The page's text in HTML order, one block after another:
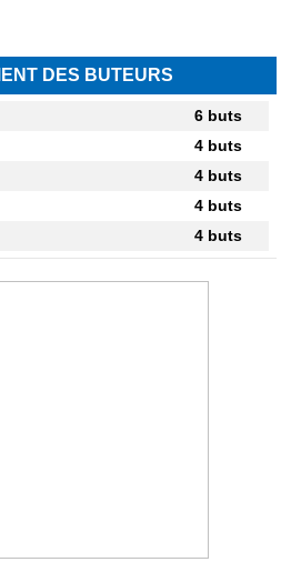
DES BUTEURS
6 buts
4 buts
4 buts
4 buts
4 buts